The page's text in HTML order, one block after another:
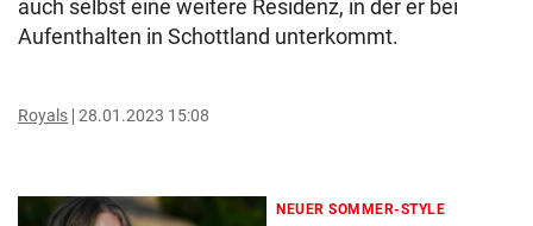
auch selbst eine weitere Residenz, in der er bei
Aufenthalten in Schottland unterkommt.
Royals 28.01.2023 15:08
NEUER SOMMER-STYLE